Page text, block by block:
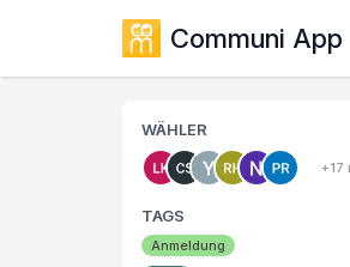
Communi App
WÄHLER
+17
TAGS
Anmeldung